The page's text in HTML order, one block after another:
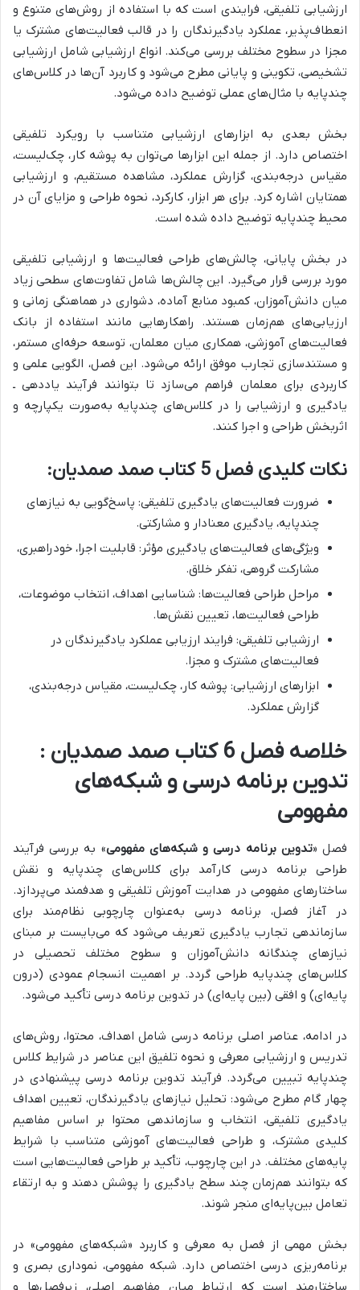
ارزشیابی تلفیقی، فرایندی است که با استفاده از روش‌های متنوع و
انعطاف‌پذیر، عملکرد یادگیرندگان را در قالب فعالیت‌های مشترک یا
مجزا در سطوح مختلف بررسی می‌کند. انواع ارزشیابی شامل ارزشیابی
تشخیصی، تکوینی و پایانی مطرح می‌شود و کاربرد آن‌ها در کلاس‌های
چندپایه با مثال‌های عملی توضیح داده می‌شود.
بخش بعدی به ابزارهای ارزشیابی متناسب با رویکرد تلفیقی
اختصاص دارد. از جمله این ابزارها می‌توان به پوشه کار، چک‌لیست،
مقیاس درجه‌بندی، گزارش عملکرد، مشاهده مستقیم، و ارزشیابی
همتایان اشاره کرد. برای هر ابزار، کارکرد، نحوه طراحی و مزایای آن در
محیط چندپایه توضیح داده شده است.
در بخش پایانی، چالش‌های طراحی فعالیت‌ها و ارزشیابی تلفیقی
مورد بررسی قرار می‌گیرد. این چالش‌ها شامل تفاوت‌های سطحی زیاد
میان دانش‌آموزان، کمبود منابع آماده، دشواری در هماهنگی زمانی و
ارزیابی‌های هم‌زمان هستند. راهکارهایی مانند استفاده از بانک
فعالیت‌های آموزشی، همکاری میان معلمان، توسعه حرفه‌ای مستمر،
و مستندسازی تجارب موفق ارائه می‌شود. این فصل، الگویی علمی و
کاربردی برای معلمان فراهم می‌سازد تا بتوانند فرآیند یاددهی ـ
یادگیری و ارزشیابی را در کلاس‌های چندپایه به‌صورت یکپارچه و
اثربخش طراحی و اجرا کنند.
نکات کلیدی فصل 5 کتاب صمد صمدیان:
ضرورت فعالیت‌های یادگیری تلفیقی: پاسخ‌گویی به نیازهای
چندپایه، یادگیری معنادار و مشارکتی.
ویژگی‌های فعالیت‌های یادگیری مؤثر: قابلیت اجرا، خودراهبری،
مشارکت گروهی، تفکر خلاق.
مراحل طراحی فعالیت‌ها: شناسایی اهداف، انتخاب موضوعات،
طراحی فعالیت‌ها، تعیین نقش‌ها.
ارزشیابی تلفیقی: فرایند ارزیابی عملکرد یادگیرندگان در
فعالیت‌های مشترک و مجزا.
ابزارهای ارزشیابی: پوشه کار، چک‌لیست، مقیاس درجه‌بندی،
گزارش عملکرد.
خلاصه فصل 6 کتاب صمد صمدیان :
تدوین برنامه درسی و شبکه‌های
مفهومی
فصل «تدوین برنامه درسی و شبکه‌های مفهومی» به بررسی فرآیند
طراحی برنامه درسی کارآمد برای کلاس‌های چندپایه و نقش
ساختارهای مفهومی در هدایت آموزش تلفیقی و هدفمند می‌پردازد.
در آغاز فصل، برنامه درسی به‌عنوان چارچوبی نظام‌مند برای
سازماندهی تجارب یادگیری تعریف می‌شود که می‌بایست بر مبنای
نیازهای چندگانه دانش‌آموزان و سطوح مختلف تحصیلی در
کلاس‌های چندپایه طراحی گردد. بر اهمیت انسجام عمودی (درون
پایه‌ای) و افقی (بین پایه‌ای) در تدوین برنامه درسی تأکید می‌شود.
در ادامه، عناصر اصلی برنامه درسی شامل اهداف، محتوا، روش‌های
تدریس و ارزشیابی معرفی و نحوه تلفیق این عناصر در شرایط کلاس
چندپایه تبیین می‌گردد. فرآیند تدوین برنامه درسی پیشنهادی در
چهار گام مطرح می‌شود: تحلیل نیازهای یادگیرندگان، تعیین اهداف
یادگیری تلفیقی، انتخاب و سازماندهی محتوا بر اساس مفاهیم
کلیدی مشترک، و طراحی فعالیت‌های آموزشی متناسب با شرایط
پایه‌های مختلف. در این چارچوب، تأکید بر طراحی فعالیت‌هایی است
که بتوانند هم‌زمان چند سطح یادگیری را پوشش دهند و به ارتقاء
تعامل بین‌پایه‌ای منجر شوند.
بخش مهمی از فصل به معرفی و کاربرد «شبکه‌های مفهومی» در
برنامه‌ریزی درسی اختصاص دارد. شبکه مفهومی، نموداری بصری و
ساختارمند است که ارتباط میان مفاهیم اصلی، زیرفصل‌ها و